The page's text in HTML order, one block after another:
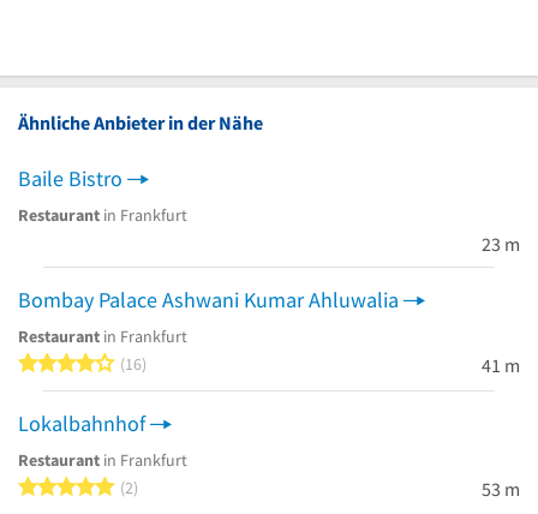
Ähnliche Anbieter in der Nähe
Baile Bistro
Restaurant in Frankfurt
23 m
Bombay Palace Ashwani Kumar Ahluwalia
Restaurant in Frankfurt
4 von 5 Sternen
16 41 m
Lokalbahnhof
Restaurant in Frankfurt
5 von 5 Sternen
2 53 m